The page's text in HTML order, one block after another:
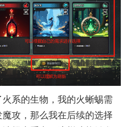
火系的生物，我的火蜥蜴需
攻，那么我在后续的选择